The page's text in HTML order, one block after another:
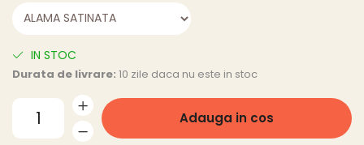
IN STOC
Durata de livrare: 10 zile daca nu este in stoc
Adauga in cos